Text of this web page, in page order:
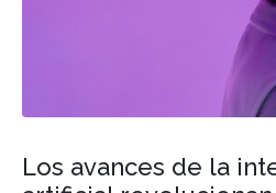
Los avances de la